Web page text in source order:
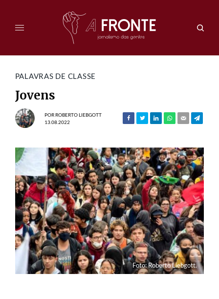
PALAVRAS DE CLASSE
Jovens
POR ROBERTO LIEBGOTT
13.08.2022
Foto: Roberto Liebgott.